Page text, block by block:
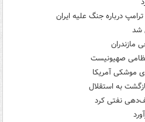
درباره جنگ علیه ایران
شد
مازندران
صهیونیست
موشکی آمریکا
به استقلال
نفتی کرد